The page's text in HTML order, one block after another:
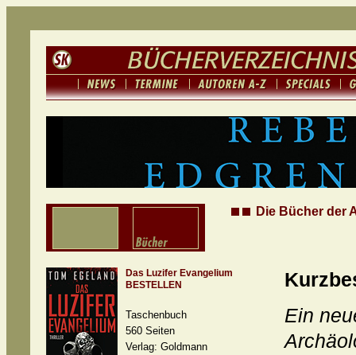
Die Bücher der
Das Luzifer Evangelium
BESTELLEN
Taschenbuch
560 Seiten
Verlag: Goldmann
Ein